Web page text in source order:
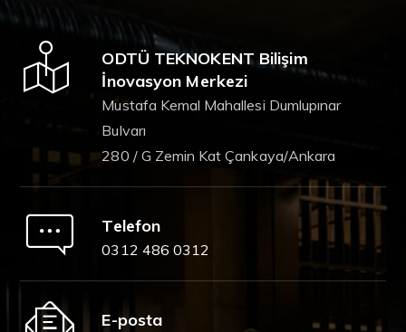
ODTÜ TEKNOKENT Bilişim
İnovasyon Merkezi
Mustafa Kemal Mahallesi Dumlupınar
Bulvarı
280 / G Zemin Kat Çankaya/Ankara
Telefon
0312 486 0312
E-posta